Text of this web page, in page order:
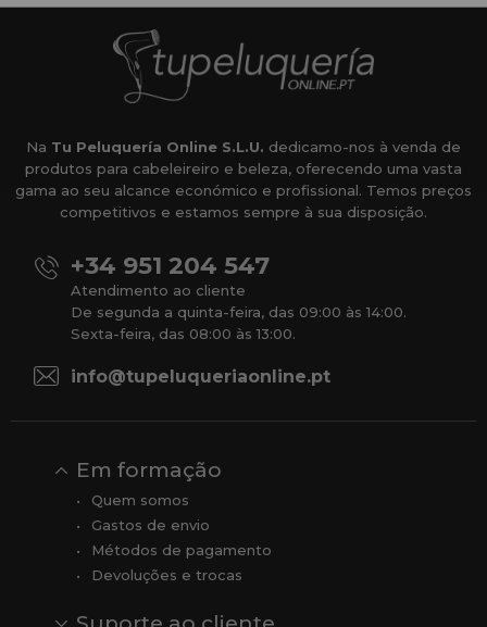
Na Tu Peluquería Online S.L.U. dedicamo-nos à venda de
produtos para cabeleireiro e beleza, oferecendo uma vasta
gama ao seu alcance económico e profissional. Temos preços
competitivos e estamos sempre à sua disposição.
+34 951 204 547
Atendimento ao cliente
De segunda a quinta-feira, das 09:00 às 14:00.
Sexta-feira, das 08:00 às 13:00.
info@tupeluqueriaonline.pt
Em formação
Quem somos
Gastos de envio
Métodos de pagamento
Devoluções e trocas